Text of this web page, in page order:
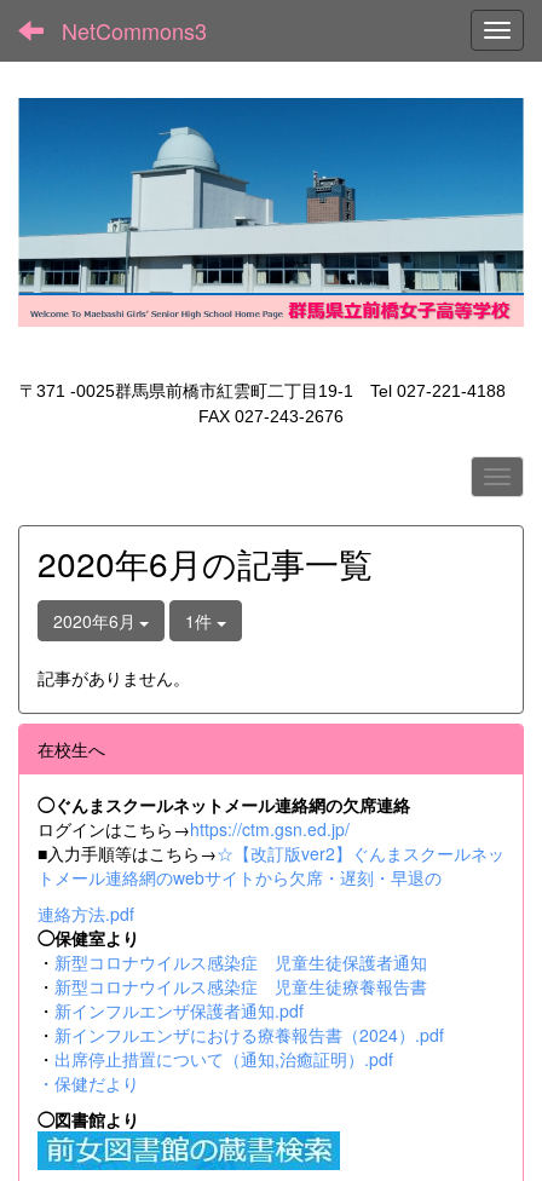
NetCommons3
〒371 -0025群馬県前橋市紅雲町二丁目19-1 Tel 027-221-4188
FAX 027-243-2676
2020年6月の記事一覧
2020年6月 1件
記事がありません。
在校生へ
◯ぐんまスクールネットメール連絡網の欠席連絡
ログインはこちら→https://ctm.gsn.ed.jp/
■入力手順等はこちら→☆【改訂版ver2】ぐんまスクールネッ
トメール連絡網のwebサイトから欠席・遅刻・早退の
連絡方法.pdf
◯保健室より
・ 新型コロナウイルス感染症 児童生徒保護者通知
・ 新型コロナウイルス感染症 児童生徒療養報告書
・ 新インフルエンザ保護者通知.pdf
・ 新インフルエンザにおける療養報告書（2024）.pdf
・ 出席停止措置について（通知,治癒証明）.pdf
・ 保健だより
◯図書館より